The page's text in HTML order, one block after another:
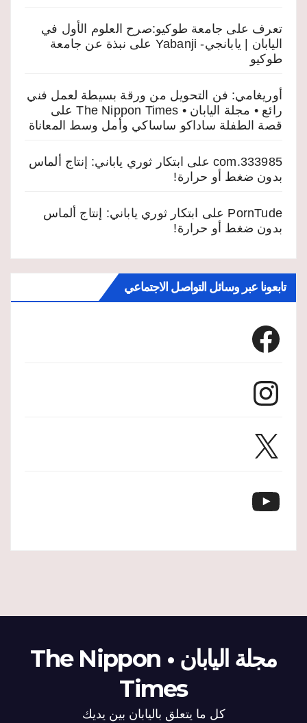
تعرف على جامعة طوكيو:صرح العلوم الأول في
اليابان | يابانجي- Yabanji
على نبذة عن جامعة
طوكيو
أوريغامي: فن التحويل من ورقة بسيطة لعمل فني
رائع • مجلة اليابان • The Nippon Times
على
قصة الطفلة ساداكو ساساكي وأمل وسط المعاناة
333985.com على ابتكار ثوري ياباني: إنتاج ألماس
بدون ضغط أو حرارة!
PornTude على
ابتكار ثوري ياباني: إنتاج ألماس
بدون ضغط أو حرارة!
تابعونا عبر وسائل التواصل الاجتماعي
Facebook
Instagram
X
YouTube
مجلة اليابان • The Nippon
Times
كل ما يتعلق باليابان بين يديك